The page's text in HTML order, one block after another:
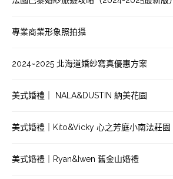
專業商業形象照拍攝
2024~2025 北海道婚紗寫真優惠方案
美式婚禮｜ NALA&DUSTIN 納美花園
美式婚禮｜Kito&Vicky 心之芳庭小南法莊園
美式婚禮｜Ryan&Iwen 舊金山婚禮